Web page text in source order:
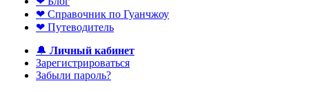
❤ Справочник по Гуанчжоу
❤ Путеводитель
🔔 Личный кабинет
Зарегистрироваться
Забыли пароль?